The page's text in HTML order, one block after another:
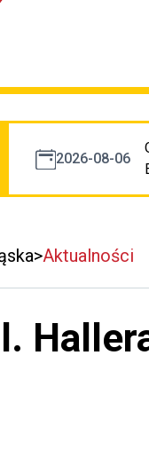
2026-08-06
Aktualności